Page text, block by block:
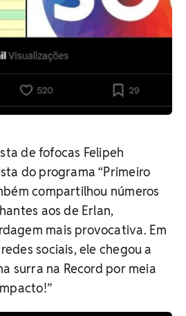
de fofocas Felipeh
do programa “Primeiro
compartilhou números
aos de Erlan,
mais provocativa. Em
sociais, ele chegou a
surra na Record por meia